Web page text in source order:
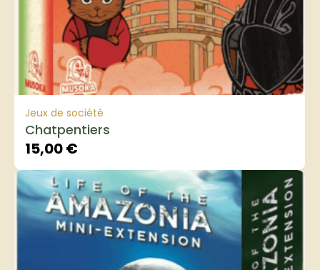
Jeux de société
Chatpentiers
15,00€